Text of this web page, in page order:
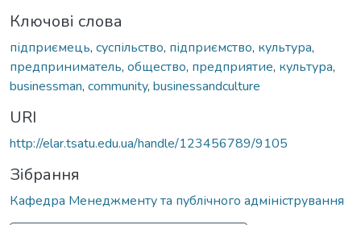
Ключові слова
підприємець, суспільство, підприємство, культура,
предприниматель, общество, предприятие, культура,
businessman, community, businessandculture
URI
http://elar.tsatu.edu.ua/handle/123456789/9105
Зібрання
Кафедра Менеджменту та публічного адміністрування